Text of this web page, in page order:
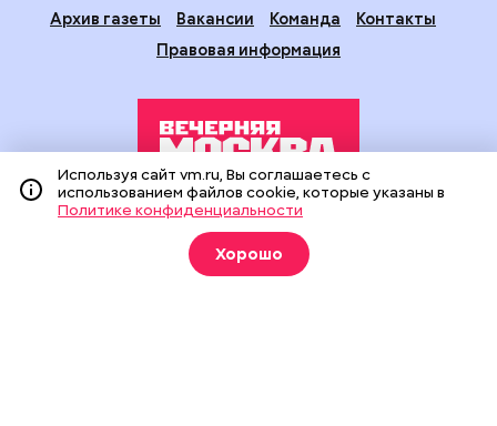
Архив газеты
Вакансии Команда
Контакты
Правовая информация
Издание создано при финансовой поддержке Департамента
средств массовой информации и рекламы города Москвы.
На сайте применяются рекомендательные технологии
(информационные технологии предоставления информации
Используя сайт vm.ru, Вы соглашаетесь с
использованием файлов cookie, которые указаны в
Политике конфиденциальности
Хорошо